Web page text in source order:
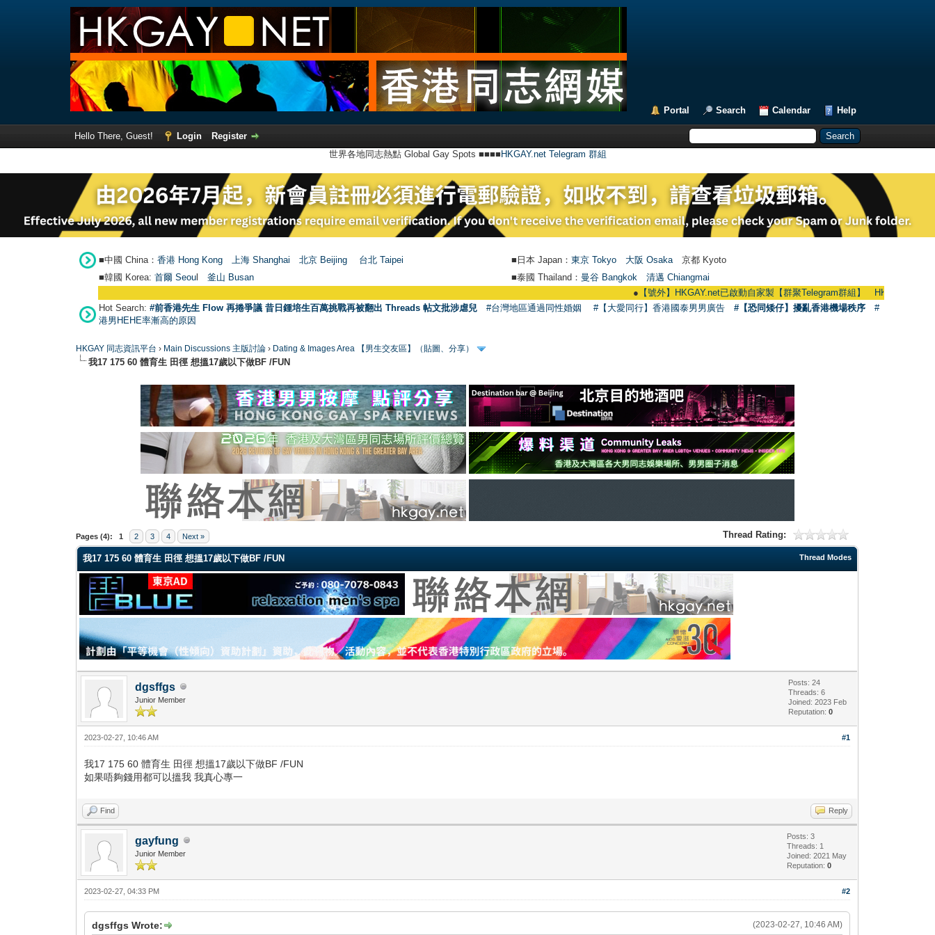
Portal Search Calendar Help
Hello There, Guest! Login
Register
世界各地同志熱點 Global Gay Spots ■■■■ HKGAY.net Telegram 群組
■中國 China： 香港 Hong Kong 上海 Shanghai 北京 Beijing 台北 Taipei ■日本 Japan： 東京 Tokyo 大阪 Osaka 京都 Kyoto
■韓國 Korea: 首爾 Seou 釜山 Busan ■泰國 Thailand： 曼谷 Bangkok
清邁 Chiangmai
【號外】HKGAY.net已啟動自家製【群聚Telegram群組】 HKGAY.net has
Hot Search: #前香港先生 Flow 再捲爭議 昔日鍾培生百萬挑戰再被翻出 Threads 帖文批涉虐兒 #台灣地區通過同性婚姻 #【大愛同行】香港國泰男男廣告 #【恐同矮仔】擾亂香港機場秩序
#
港男HEHE率漸高的原因
HKGAY 同志資訊平台 › Main Discussions 主版討論 › Dating & Images Area 【男生交友區】（貼圖、分享）
我17 175 60 體育生 田徑 想搵17歲以下做BF /FUN
Pages (4): 1 2 3 4 Next » Thread Rating:
0 Vote(s) - 0 Average
1
2
3
4
5
Thread Modes
我17 175 60 體育生 田徑 想搵17歲以下做BF /FUN
dgsffgs
Junior Member
Posts: 24
Threads: 6
Joined: 2023 Feb
Reputation:0
#1
2023-02-27, 10:46 AM
我17 175 60 體育生 田徑 想搵17歲以下做BF /FUN
如果唔夠錢用都可以搵我 我真心專一
Find Reply
gayfung
Junior Member
Posts: 3
Threads: 1
Joined: 2021 May
Reputation:0
#2
2023-02-27, 04:33 PM
(2023-02-27, 10:46 AM)
dgsffgs Wrote: